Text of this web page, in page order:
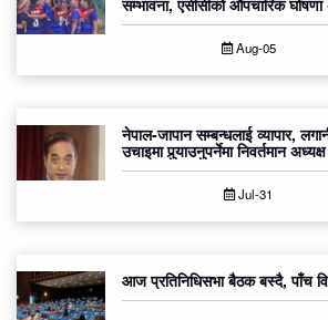
सम्भावना, एसीसीको औपचारिक
Aug-05
नेपाल-जापान सम्बन्धलाई व्यापार,
उचाइमा पुर्‍याउनुपर्नेमा निवर्तमान
Jul-31
आज प्रतिनिधिसभा बैठक बस्दै, पाँच